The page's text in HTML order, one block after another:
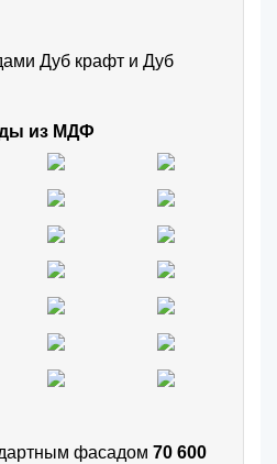
Дуб крафт и Дуб
из МДФ
фасадом 70 600